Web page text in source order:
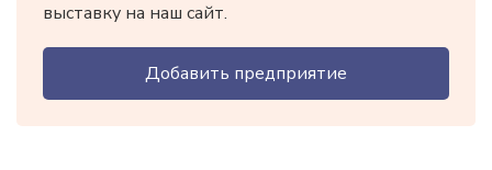
выставку на наш сайт.
Добавить предприятие